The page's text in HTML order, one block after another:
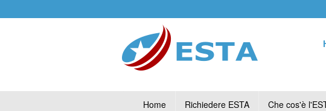
Home Richiedere ESTA Che cos'è